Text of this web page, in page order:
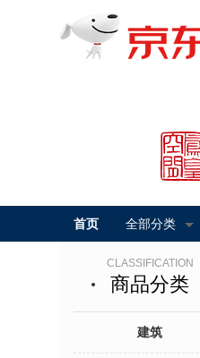
首页 全部分类
CLASSIFICATION
商品分类
建筑